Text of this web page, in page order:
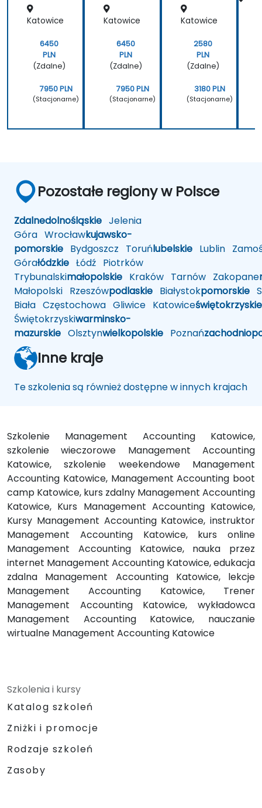
ębiorst
wa
Katowice
6450
PLN
(Zdalne)
7950 PLN
(Stacjonarne)
ębiorst
wa
Katowice
6450
PLN
(Zdalne)
7950 PLN
(Stacjonarne)
z
finansa
Katowice
2580
PLN
(Zdalne)
3180 PLN
(Stacjonarne)
Pozostałe regiony w Polsce
Zdalnedolnośląskie Jelenia
Góra Wrocławkujawsko-
pomorskie Bydgoszcz Toruńlubelskie Lublin
Górałódzkie Łódź Piotrków
Trybunalskimałopolskie Kraków Tarnów Zakopane
Małopolski Rzeszówpodlaskie Białystokpomorskie
Biała Częstochowa Gliwice Katowiceświętokrzyskie
Świętokrzyskiwarminsko-
mazurskie Olsztynwielkopolskie Poznań
Inne kraje
Te szkolenia są również dostępne w innych krajach
Szkolenie Management Accounting Katowice,
szkolenie wieczorowe Management Accounting
Katowice, szkolenie weekendowe Management
Accounting Katowice, Management Accounting boot
camp Katowice, kurs zdalny Management Accounting
Katowice, Kurs Management Accounting Katowice,
Kursy Management Accounting Katowice, instruktor
Management Accounting Katowice, kurs online
Management Accounting Katowice, nauka przez
internet Management Accounting Katowice, edukacja
zdalna Management Accounting Katowice, lekcje
Management Accounting Katowice, Trener
Management Accounting Katowice, wykładowca
Management Accounting Katowice, nauczanie
wirtualne Management Accounting Katowice
Szkolenia i kursy
Katalog szkoleń
Zniżki i promocje
Rodzaje szkoleń
Zasoby